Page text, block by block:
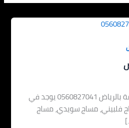
مساج الهنا خدمة 24 ساعة بالرياض 0560827041 يوجد في
فلبيني، مساج سويدي، مساج